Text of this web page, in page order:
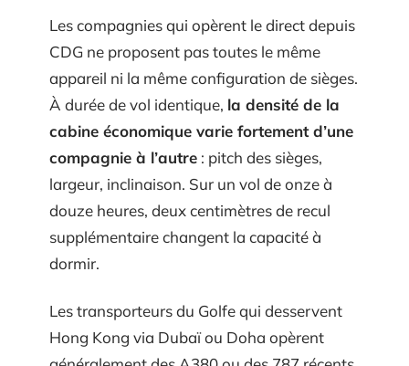
Les compagnies qui opèrent le direct depuis
CDG ne proposent pas toutes le même
appareil ni la même configuration de sièges.
À durée de vol identique, la densité de la
cabine économique varie fortement d’une
compagnie à l’autre : pitch des sièges,
largeur, inclinaison. Sur un vol de onze à
douze heures, deux centimètres de recul
supplémentaire changent la capacité à
dormir.
Les transporteurs du Golfe qui desservent
Hong Kong via Dubaï ou Doha opèrent